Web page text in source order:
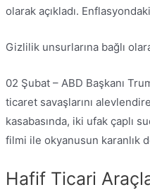
olarak açıkladı.
Gizlilik unsurlarına bağlı
02 Şubat – ABD Başkanı
ticaret savaşlarını
kasabasında, iki ufak çaplı
filmi ile okyanusun karanlık
Hafif Ticari